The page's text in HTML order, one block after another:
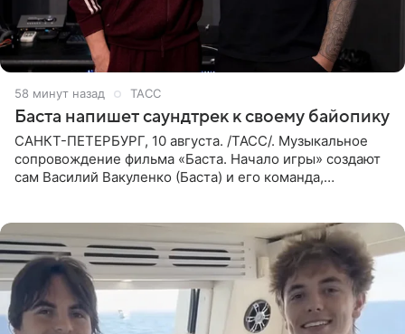
58 минут назад ТАСС
Баста напишет саундтрек к своему байопику
САНКТ-ПЕТЕРБУРГ, 10 августа. /ТАСС/. Музыкальное
сопровождение фильма «Баста. Начало игры» создают
сам Василий Вакуленко (Баста) и его команда,